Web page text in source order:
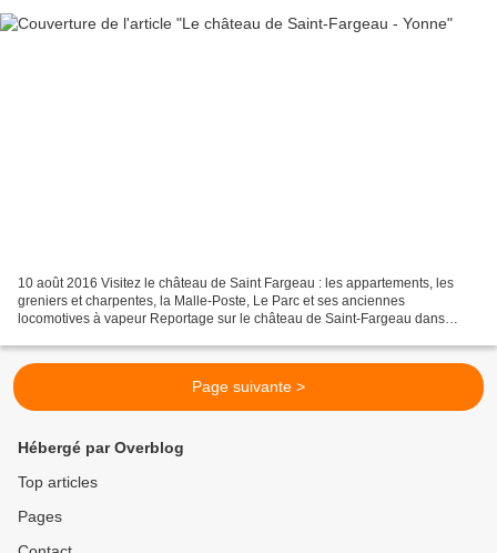
10 août 2016 Visitez le château de Saint Fargeau : les appartements, les
greniers et charpentes, la Malle-Poste, Le Parc et ses anciennes
locomotives à vapeur Reportage sur le château de Saint-Fargeau dans
Page suivante >
Hébergé par Overblog
Top articles
Pages